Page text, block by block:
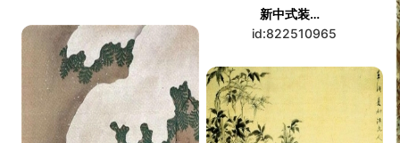
新中式装饰画
id:822510965